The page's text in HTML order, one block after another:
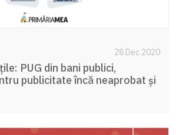
28 Dec 2020
PUG din bani publici,
publicitate încă neaprobat și